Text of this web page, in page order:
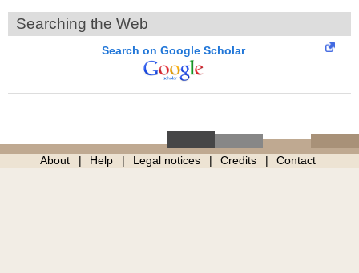
Searching the Web
Search on Google Scholar
About Help Legal notices Credits Contact